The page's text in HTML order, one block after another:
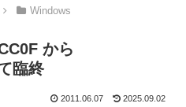
Windows
から
臨終
2011.06.07 2025.09.02